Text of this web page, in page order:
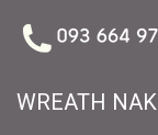
WREATH